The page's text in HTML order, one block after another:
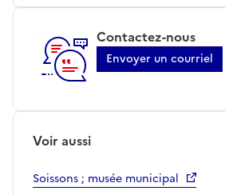
Contactez-nous
Envoyer un courriel
Voir aussi
Soissons ; musée municipal